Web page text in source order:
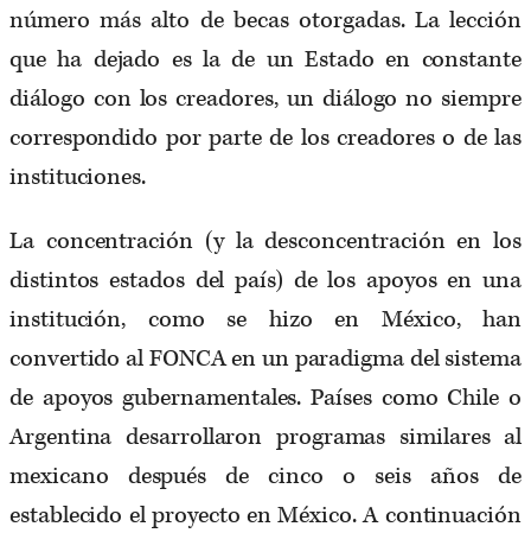
número más alto de becas otorgadas. La lección
que ha dejado es la de un Estado en constante
diálogo con los creadores, un diálogo no siempre
correspondido por parte de los creadores o de las
instituciones.
La concentración (y la desconcentración en los
distintos estados del país) de los apoyos en una
institución, como se hizo en México, han
convertido al FONCA en un paradigma del sistema
de apoyos gubernamentales. Países como Chile o
Argentina desarrollaron programas similares al
mexicano después de cinco o seis años de
establecido el proyecto en México. A continuación